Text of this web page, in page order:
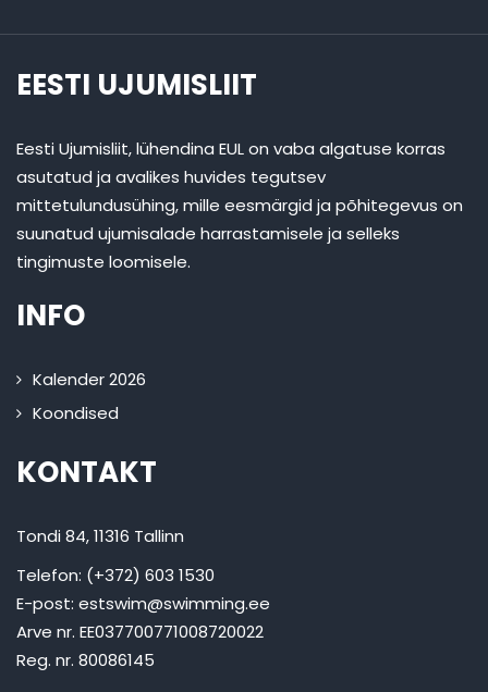
EESTI UJUMISLIIT
Eesti Ujumisliit, lühendina EUL on vaba algatuse korras
asutatud ja avalikes huvides tegutsev
mittetulundusühing, mille eesmärgid ja põhitegevus on
suunatud ujumisalade harrastamisele ja selleks
tingimuste loomisele.
INFO
Kalender 2026
Koondised
KONTAKT
Tondi 84, 11316 Tallinn
Telefon: (+372) 603 1530
E-post: estswim@swimming.ee
Arve nr. EE037700771008720022
Reg. nr. 80086145